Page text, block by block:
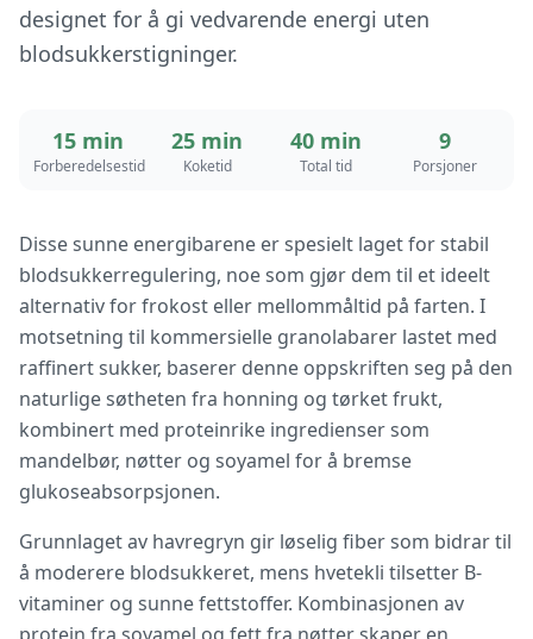
designet for å gi vedvarende energi uten
blodsukkerstigninger.
15 min
Forberedelsestid
25 min
Koketid
40 min
Total tid
9
Porsjoner
Disse sunne energibarene er spesielt laget for stabil
blodsukkerregulering, noe som gjør dem til et ideelt
alternativ for frokost eller mellommåltid på farten. I
motsetning til kommersielle granolabarer lastet med
raffinert sukker, baserer denne oppskriften seg på den
naturlige søtheten fra honning og tørket frukt,
kombinert med proteinrike ingredienser som
mandelbør, nøtter og soyamel for å bremse
glukoseabsorpsjonen.
Grunnlaget av havregryn gir løselig fiber som bidrar til
å moderere blodsukkeret, mens hvetekli tilsetter B-
vitaminer og sunne fettstoffer. Kombinasjonen av